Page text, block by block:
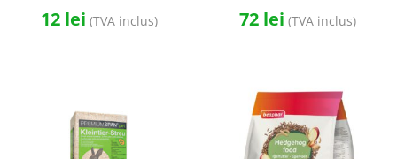
ROZATOARE SI PASARI
EXOTICE PREMIUM
12 lei (TVA inclus)
ROZATOARE SI PASARI
EXOTICE PREMIUM
72 lei (TVA inclus)